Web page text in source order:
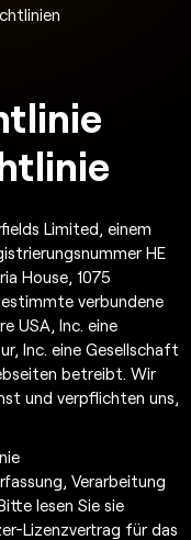
Limited, einem
HE
House, 1075
verbundene
USA, Inc. eine
Inc. eine Gesellschaft
betreibt. Wir
und verpflichten uns,
Verarbeitung
lesen Sie sie
Lizenzvertrag für das